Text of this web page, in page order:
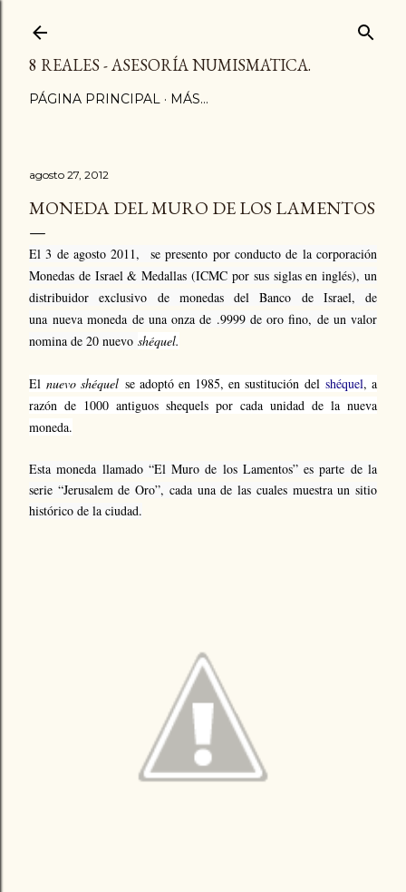
8 REALES - ASESORÍA NUMISMATICA.
PÁGINA PRINCIPAL MÁS…
agosto 27, 2012
MONEDA DEL MURO DE LOS LAMENTOS
El 3 de agosto 2011, se presento por conducto de la corporación
Monedas de Israel & Medallas (ICMC por sus siglas en inglés), un
distribuidor exclusivo de monedas del Banco de Israel, de
unanueva moneda de una onza de .9999 de oro fino, de un valor
nomina de 20 nuevo shéquel.
Elnuevo shéquel se adoptó en 1985, en sustitución del shéquel, a
razón de 1000 antiguos shequels por cada unidad de la nueva
moneda.
Esta moneda llamado “El Muro de los Lamentos” es parte de la
serie “Jerusalem de Oro”, cada una de las cuales muestra un sitio
histórico de la ciudad.